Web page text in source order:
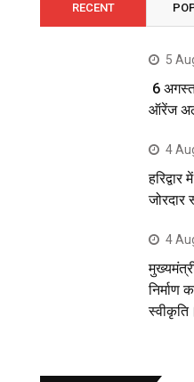
RECENT
5
6
ऑरेंज
4
जोरदार
4
निर्माण
स्वीकृति।